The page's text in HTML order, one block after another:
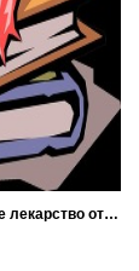
Сицилия – верное лекарство от хандры